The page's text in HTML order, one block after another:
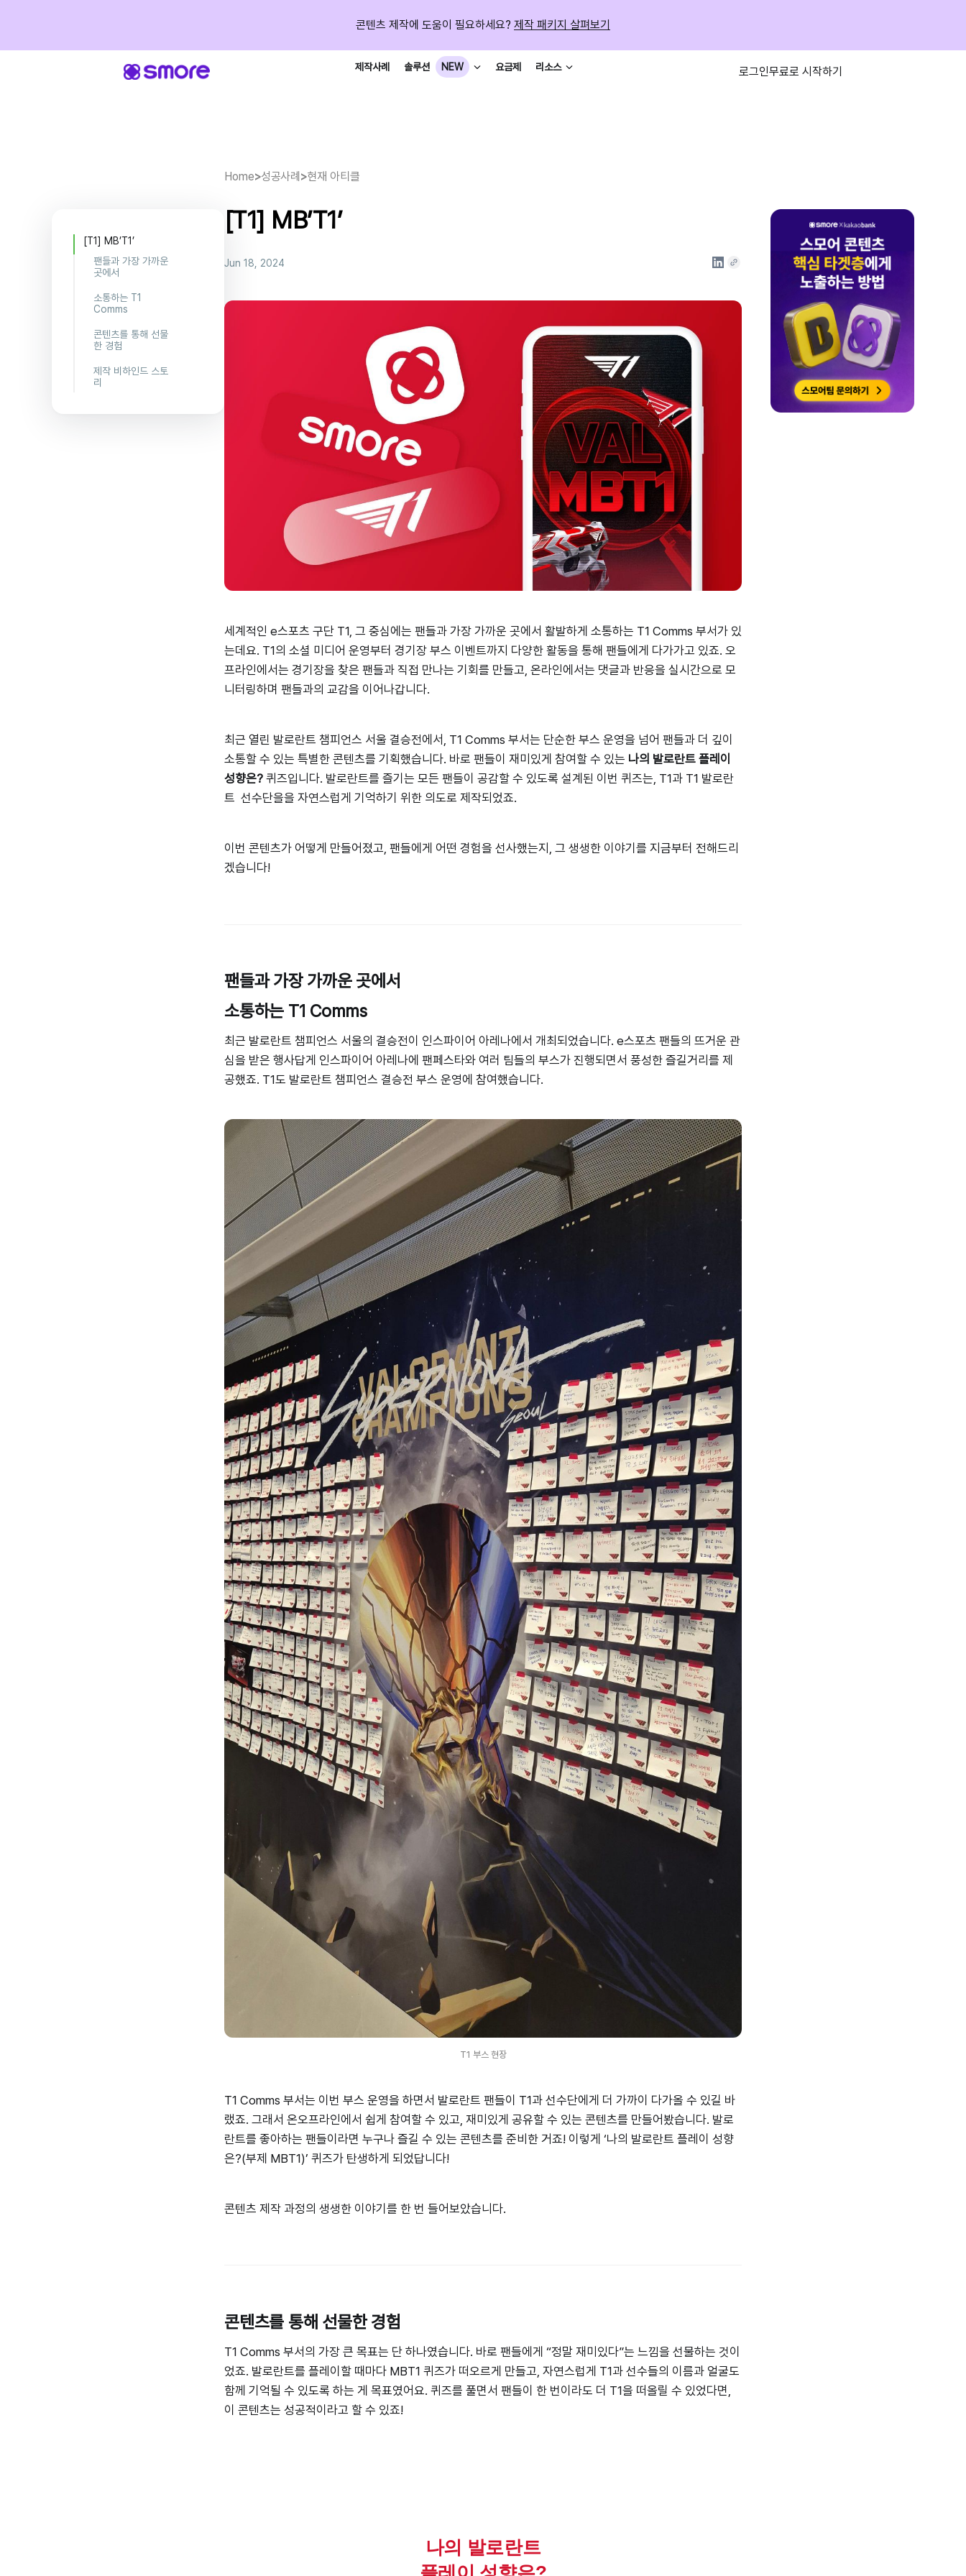
콘텐츠 제작에 도움이 필요하세요? 제작 패키지 살펴보기
제작사례 솔루션 NEW 요금제 리소스 로그인무료로 시작하기
[T1] MB’T1’
팬들과 가장 가까운
곳에서
소통하는 T1
Comms
콘텐츠를 통해 선물
한 경험
제작 비하인드 스토
리
Home>성공사례 >현재 아티클
[T1] MB’T1’
Jun 18, 2024
세계적인 e스포츠 구단 T1, 그 중심에는 팬들과 가장 가까운 곳에서 활발하게 소통하는 T1 Comms 부서가 있
는데요. T1의 소셜 미디어 운영부터 경기장 부스 이벤트까지 다양한 활동을 통해 팬들에게 다가가고 있죠. 오
프라인에서는 경기장을 찾은 팬들과 직접 만나는 기회를 만들고, 온라인에서는 댓글과 반응을 실시간으로 모
니터링하며 팬들과의 교감을 이어나갑니다.
최근 열린 발로란트 챔피언스 서울 결승전에서, T1 Comms 부서는 단순한 부스 운영을 넘어 팬들과 더 깊이
소통할 수 있는 특별한 콘텐츠를 기획했습니다. 바로 팬들이 재미있게 참여할 수 있는 나의 발로란트 플레이
성향은? 퀴즈입니다. 발로란트를 즐기는 모든 팬들이 공감할 수 있도록 설계된 이번 퀴즈는, T1과 T1 발로란
트 선수단을을 자연스럽게 기억하기 위한 의도로 제작되었죠.
이번 콘텐츠가 어떻게 만들어졌고, 팬들에게 어떤 경험을 선사했는지, 그 생생한 이야기를 지금부터 전해드리
겠습니다!
팬들과 가장 가까운 곳에서
소통하는 T1 Comms
최근 발로란트 챔피언스 서울의 결승전이 인스파이어 아레나에서 개최되었습니다. e스포츠 팬들의 뜨거운 관
심을 받은 행사답게 인스파이어 아레나에 팬페스타와 여러 팀들의 부스가 진행되면서 풍성한 즐길거리를 제
공했죠. T1도 발로란트 챔피언스 결승전 부스 운영에 참여했습니다.
T1 부스 현장
T1 Comms 부서는 이번 부스 운영을 하면서 발로란트 팬들이 T1과 선수단에게 더 가까이 다가올 수 있길 바
랬죠. 그래서 온오프라인에서 쉽게 참여할 수 있고, 재미있게 공유할 수 있는 콘텐츠를 만들어봤습니다. 발로
란트를 좋아하는 팬들이라면 누구나 즐길 수 있는 콘텐츠를 준비한 거죠! 이렇게 ‘나의 발로란트 플레이 성향
은?(부제 MBT1)’ 퀴즈가 탄생하게 되었답니다!
콘텐츠 제작 과정의 생생한 이야기를 한 번 들어보았습니다.
콘텐츠를 통해 선물한 경험
T1 Comms 부서의 가장 큰 목표는 단 하나였습니다. 바로 팬들에게 “정말 재미있다”는 느낌을 선물하는 것이
었죠. 발로란트를 플레이할 때마다 MBT1 퀴즈가 떠오르게 만들고, 자연스럽게 T1과 선수들의 이름과 얼굴도
함께 기억될 수 있도록 하는 게 목표였어요. 퀴즈를 풀면서 팬들이 한 번이라도 더 T1을 떠올릴 수 있었다면,
이 콘텐츠는 성공적이라고 할 수 있죠!